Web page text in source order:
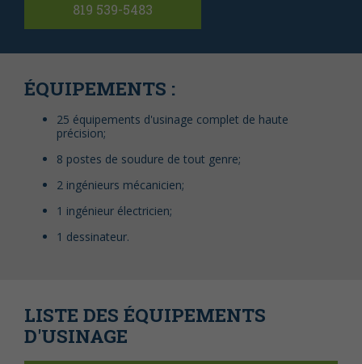
819 539-5483
ÉQUIPEMENTS :
25 équipements d'usinage complet de haute
précision;
8 postes de soudure de tout genre;
2 ingénieurs mécanicien;
1 ingénieur électricien;
1 dessinateur.
LISTE DES ÉQUIPEMENTS
D'USINAGE